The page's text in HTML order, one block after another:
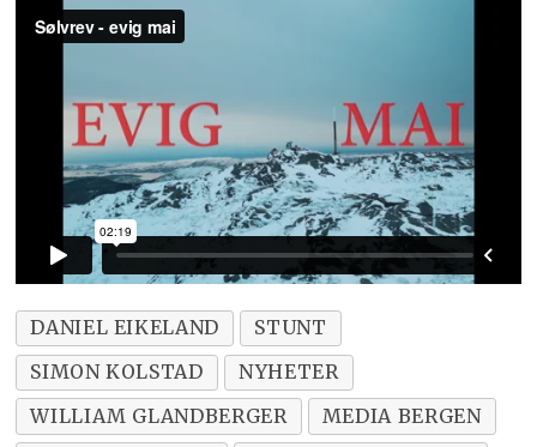
DANIEL EIKELAND
STUNT
SIMON KOLSTAD
NYHETER
WILLIAM GLANDBERGER
MEDIA BERGEN